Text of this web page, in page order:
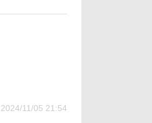
2024/11/05 21:54